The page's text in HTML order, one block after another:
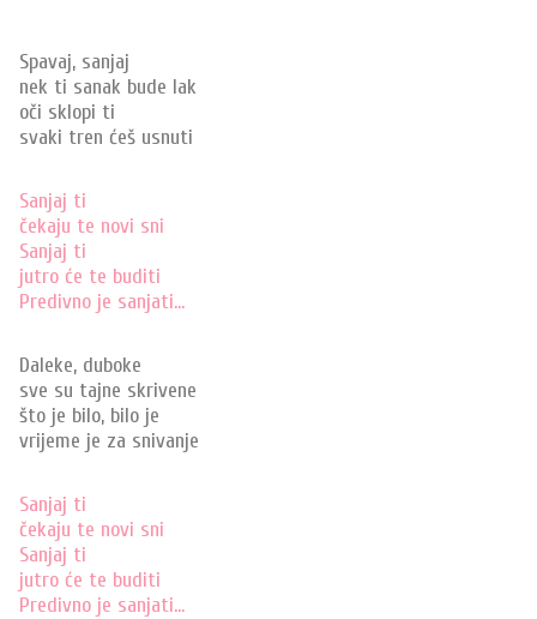
Spavaj, sanjaj
nek ti sanak bude lak
oči sklopi ti
svaki tren ćeš usnuti
Sanjaj ti
čekaju te novi sni
Sanjaj ti
jutro će te buditi
Predivno je sanjati…
Daleke, duboke
sve su tajne skrivene
što je bilo, bilo je
vrijeme je za snivanje
Sanjaj ti
čekaju te novi sni
Sanjaj ti
jutro će te buditi
Predivno je sanjati…